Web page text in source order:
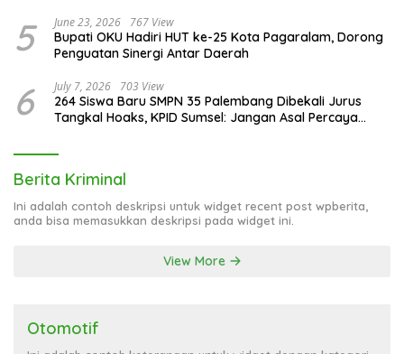
5 June 23, 2026 767 View
Bupati OKU Hadiri HUT ke-25 Kota Pagaralam, Dorong
Penguatan Sinergi Antar Daerah
6 July 7, 2026 703 View
264 Siswa Baru SMPN 35 Palembang Dibekali Jurus
Tangkal Hoaks, KPID Sumsel: Jangan Asal Percaya
Berita Kriminal
Ini adalah contoh deskripsi untuk widget recent post wpberita,
anda bisa memasukkan deskripsi pada widget ini.
View More
Otomotif